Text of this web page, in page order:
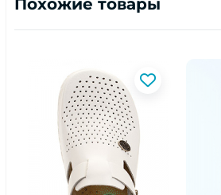
Похожие товары